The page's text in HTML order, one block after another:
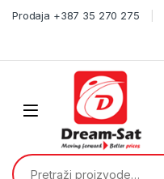
Prodaja +387 35 270 275
Pretraži: